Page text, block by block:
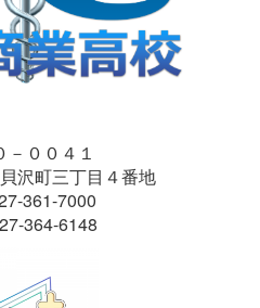
－００４１
沢町三丁目４番地
361-7000
364-6148